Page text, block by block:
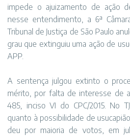
impede o ajuizamento de ação
nesse entendimento, a 6ª
Tribunal de Justiça de São Paulo
grau que extinguiu uma ação de
APP.
A sentença julgou extinto o
mérito, por falta de interesse de
485, inciso VI do CPC/2015. No
quanto à possibilidade de
deu por maioria de votos, em